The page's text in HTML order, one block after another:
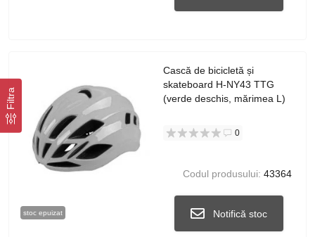
Filtra
stoc epuizat
Cască de bicicletă și
skateboard H-NY43 TTG
(verde deschis, mărimea L)
0
Codul produsului: 43364
Notifică stoc